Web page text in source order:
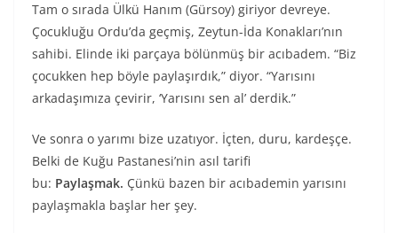
Tam o sırada Ülkü Hanım (Gürsoy) giriyor devreye.
Çocukluğu Ordu’da geçmiş, Zeytun-İda Konakları’nın
sahibi. Elinde iki parçaya bölünmüş bir acıbadem. “Biz
çocukken hep böyle paylaşırdık,” diyor. “Yarısını
arkadaşımıza çevirir, ‘Yarısını sen al’ derdik.”
Ve sonra o yarımı bize uzatıyor. İçten, duru, kardeşçe.
Belki de Kuğu Pastanesi’nin asıl tarifi
bu: Paylaşmak. Çünkü bazen bir acıbademin yarısını
paylaşmakla başlar her şey.